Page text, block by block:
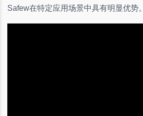
Safew在特定应用场景中具有明显优势。